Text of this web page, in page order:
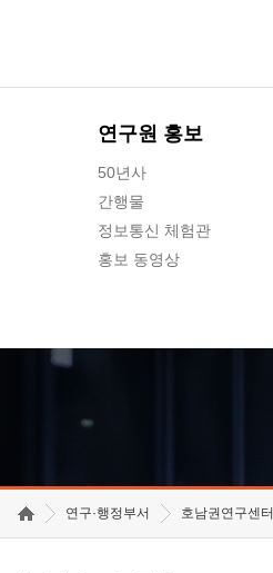
연구원 홍보
50년사
간행물
정보통신 체험관
홍보 동영상
연구·행정부서 호남권연구센터